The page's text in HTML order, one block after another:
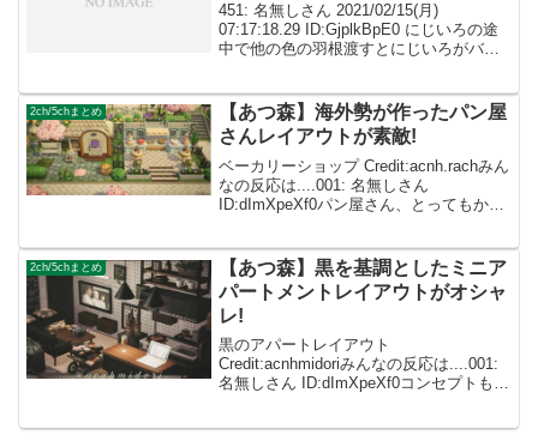
451: 名無しさん 2021/02/15(月)
07:17:18.29 ID:GjplkBpE0 にじいろの途
中で他の色の羽根渡すとにじいろがバグ
枚集めるしか無い。...
2ch/5chまとめ
【あつ森】海外勢が作ったパン屋
さんレイアウトが素敵!
ベーカリーショップ Credit:acnh.rachみん
なの反応は....001: 名無しさん
ID:dImXpeXf0パン屋さん、とってもかわ
ID:caZ2RUMY...
2ch/5chまとめ
【あつ森】黒を基調としたミニア
パートメントレイアウトがオシャ
レ!
黒のアパートレイアウト
Credit:acnhmidoriみんなの反応は....001:
名無しさん ID:dImXpeXf0コンセプトも何